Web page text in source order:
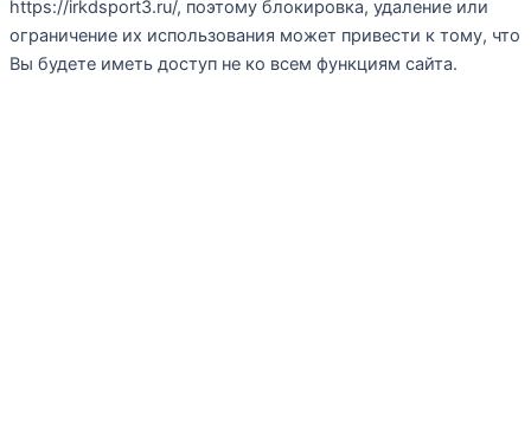
https://irkdsport3.ru/, поэтому блокировка, удаление или
ограничение их использования может привести к тому, что
Вы будете иметь доступ не ко всем функциям сайта.